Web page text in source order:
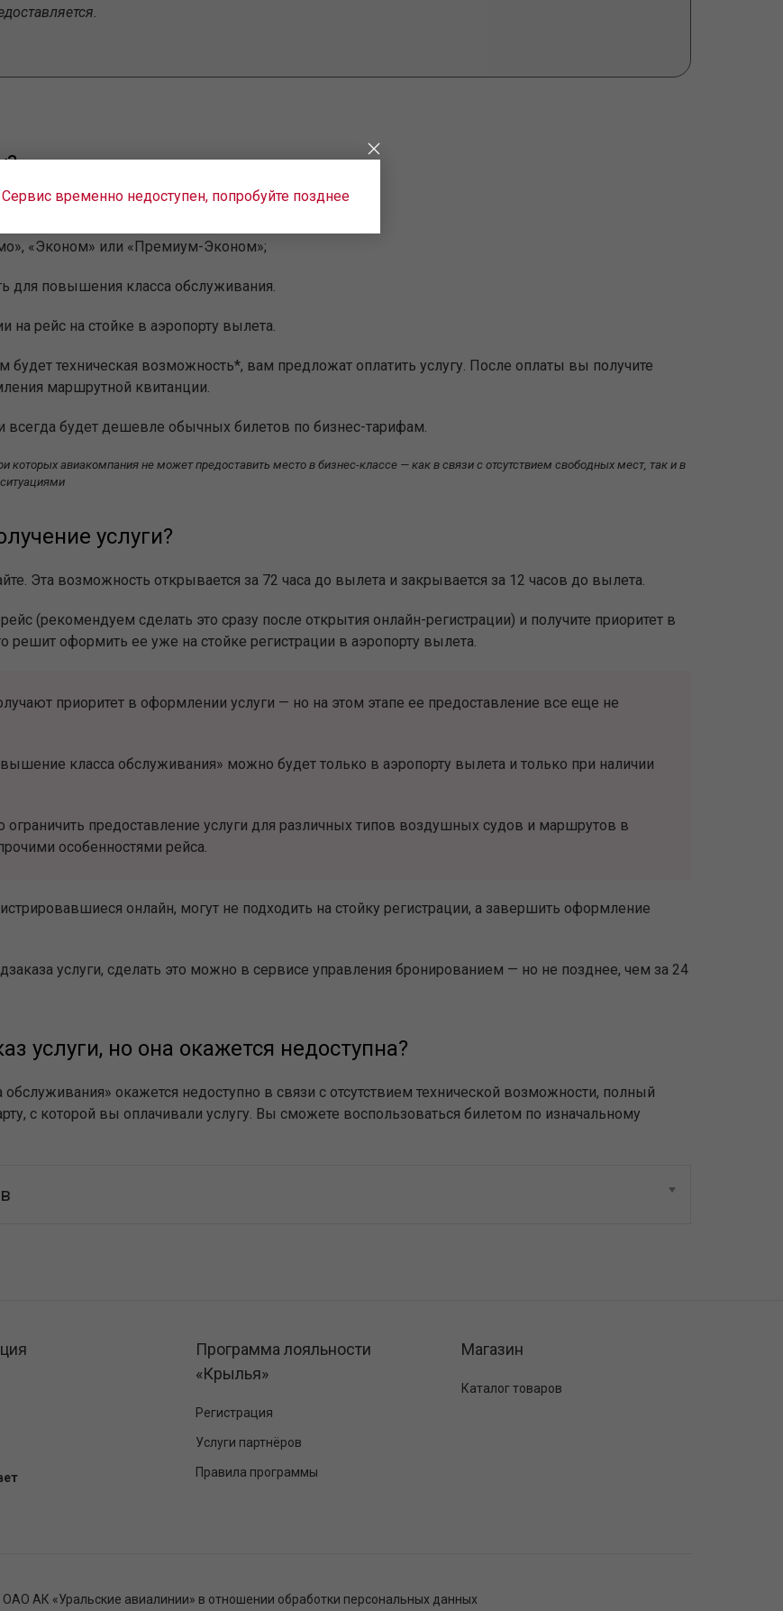
в случае, если:
«Эконом» или «Премиум-Эконом»;
для повышения класса обслуживания.
на рейс на стойке в аэропорту вылета.
будет техническая возможность*, вам предложат оплатить услугу. После оплаты вы получите
маршрутной квитанции.
всегда будет дешевле обычных билетов по бизнес-тарифам.
которых авиакомпания не может предоставить место в бизнес-классе — как в связи с отсутствием свободных мест, так и в
услуги?
Эта возможность открывается за 72 часа до вылета и закрывается за 12 часов до вылета.
(рекомендуем сделать это сразу после открытия онлайн-регистрации) и получите приоритет в
решит оформить ее уже на стойке регистрации в аэропорту вылета.
приоритет в оформлении услуги — но на этом этапе ее предоставление все еще не
класса обслуживания» можно будет только в аэропорту вылета и только при наличии
ограничить предоставление услуги для различных типов воздушных судов и маршрутов в
особенностями рейса.
онлайн, могут не подходить на стойку регистрации, а завершить оформление
услуги, сделать это можно в сервисе управления бронированием — но не позднее, чем за 24
услуги, но она окажется недоступна?
окажется недоступно в связи с отсутствием технической возможности, полный
с которой вы оплачивали услугу. Вы сможете воспользоваться билетом по изначальному
Сервис временно недоступен, попробуйте позднее
Программа лояльности
«Крылья»
Регистрация
Услуги партнёров
Правила программы
Магазин
Каталог товаров
ОАО АК «Уральские авиалинии» в отношении обработки персональных данных